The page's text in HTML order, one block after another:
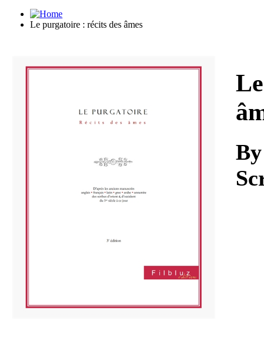
Le purgatoire : récits des âmes
Download